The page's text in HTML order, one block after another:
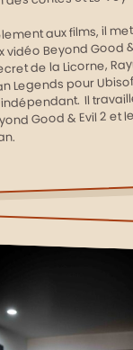
aux films, il
vidéo Beyond Good
de la Licorne,
Legends pour
Il
Good & Evil 2 et